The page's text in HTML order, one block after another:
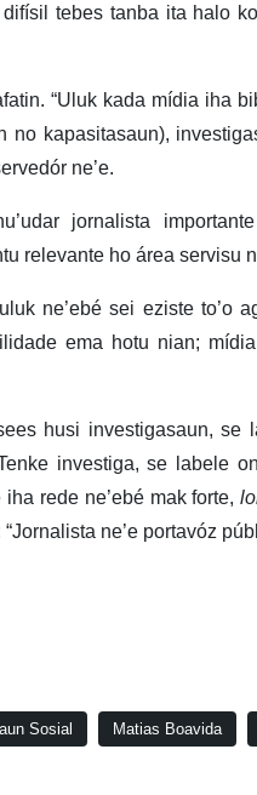
tebes tanba ita halo
“Uluk kada mídia iha
no kapasitasaun),
ne’e.
jornalista
relevante ho área servisu
ne’ebé sei eziste to’o
ema hotu nian;
husi investigasaun, se
investiga, se labele
rede ne’ebé mak forte,
ne’e portavóz
Sosial Matias Boavida